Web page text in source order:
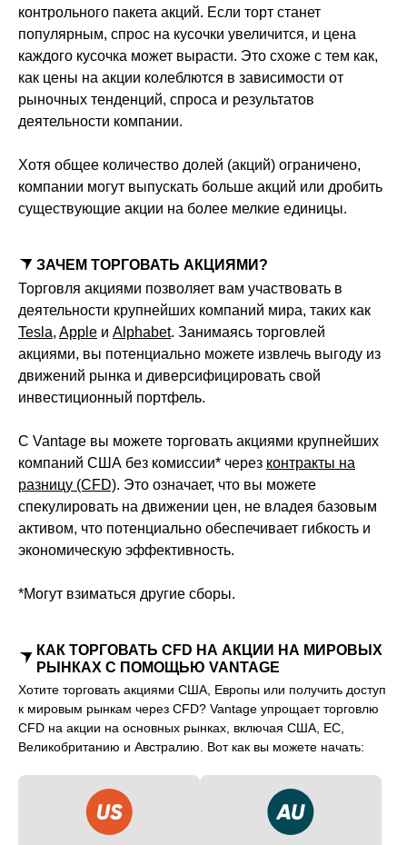
контрольного пакета акций. Если торт станет
популярным, спрос на кусочки увеличится, и цена
каждого кусочка может вырасти. Это схоже с тем как,
как цены на акции колеблются в зависимости от
рыночных тенденций, спроса и результатов
деятельности компании.
Хотя общее количество долей (акций) ограничено,
компании могут выпускать больше акций или дробить
существующие акции на более мелкие единицы.
ЗАЧЕМ ТОРГОВАТЬ АКЦИЯМИ?
Торговля акциями позволяет вам участвовать в
деятельности крупнейших компаний мира, таких как
Tesla, Apple и Alphabet. Занимаясь торговлей
акциями, вы потенциально можете извлечь выгоду из
движений рынка и диверсифицировать свой
инвестиционный портфель.
С Vantage вы можете торговать акциями крупнейших
компаний США без комиссии* через контракты на
разницу (CFD). Это означает, что вы можете
спекулировать на движении цен, не владея базовым
активом, что потенциально обеспечивает гибкость и
экономическую эффективность.
*Могут взиматься другие сборы.
КАК ТОРГОВАТЬ CFD НА АКЦИИ НА МИРОВЫХ
РЫНКАХ С ПОМОЩЬЮ VANTAGE
Хотите торговать акциями США, Европы или получить доступ
к мировым рынкам через CFD? Vantage упрощает торговлю
CFD на акции на основных рынках, включая США, ЕС,
Великобританию и Австралию. Вот как вы можете начать: